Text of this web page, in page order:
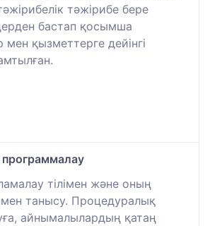
тәжірибе бере
бастап қосымша
мен қызметтерге дейінгі
программалау
тілімен және оның
танысу. Процедуралық
айнымалылардың қатаң